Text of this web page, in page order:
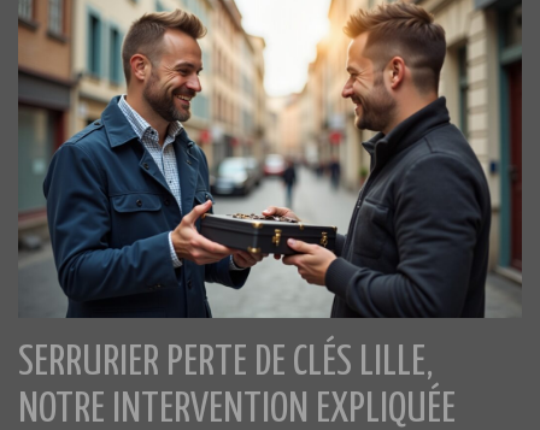
SERRURIER PERTE DE CLÉS LILLE,
NOTRE INTERVENTION EXPLIQUÉE